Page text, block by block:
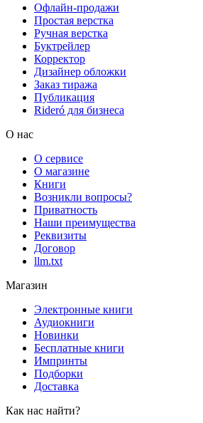
Офлайн-продажи
Простая верстка
Ручная верстка
Буктрейлер
Корректор
Дизайнер обложки
Заказ тиража
Публикация
Rideró для бизнеса
О нас
О сервисе
О магазине
Книги
Возникли вопросы?
Приватность
Наши преимущества
Реквизиты
Договор
llm.txt
Магазин
Электронные книги
Аудиокниги
Новинки
Бесплатные книги
Импринты
Подборки
Доставка
Как нас найти?